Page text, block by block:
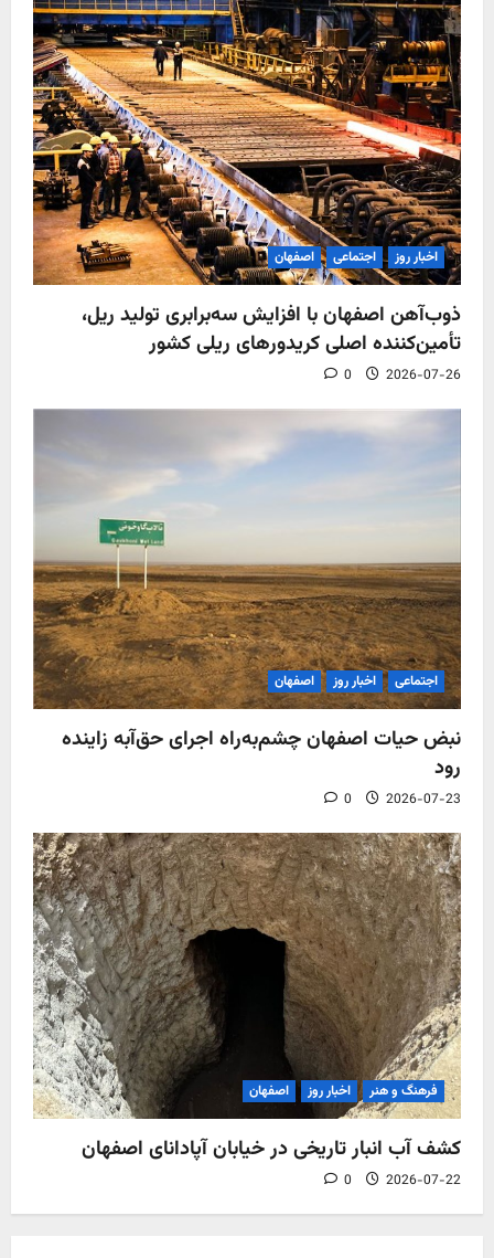
اخبار روز اجتماعی اصفهان
ذوب‌آهن اصفهان با افزایش سه‌برابری تولید ریل،
تأمین‌کننده اصلی کریدورهای ریلی کشور
2026-07-26
0
اجتماعی اخبار روز اصفهان
نبض حیات اصفهان چشم‌به‌راه اجرای حق‌آبه زاینده
رود
2026-07-23
0
فرهنگ و هنر اخبار روز اصفهان
کشف آب‌ انبار تاریخی در خیابان آپادانای اصفهان
2026-07-22
0